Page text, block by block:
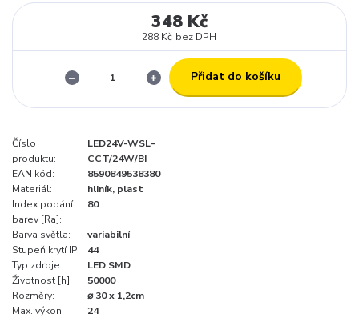
348 Kč
288 Kč bez DPH
Přidat do košíku
Číslo
produktu:
LED24V-WSL-
CCT/24W/BI
EAN kód:
8590849538380
Materiál:
hliník, plast
Index podání
barev [Ra]:
80
Barva světla:
variabilní
Stupeň krytí IP:
44
Typ zdroje:
LED SMD
Životnost [h]:
50000
Rozměry:
⌀ 30 x 1,2cm
Max. výkon
24